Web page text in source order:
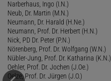
Narberhaus, Ingo (I.N.)
Neub, Dr. Martin (M.N.)
Neumann, Dr. Harald (H.Ne.)
Neumann, Prof. Dr. Herbert (H.N.)
Nick, PD Dr. Peter (P.N.)
Nörenberg, Prof. Dr. Wolfgang (W.N.)
Nübler-Jung, Prof. Dr. Katharina (K.N.)
Oehler, Prof. Dr. Jochen (J.Oe.)
Oelze, Prof. Dr. Jürgen (J.O.)